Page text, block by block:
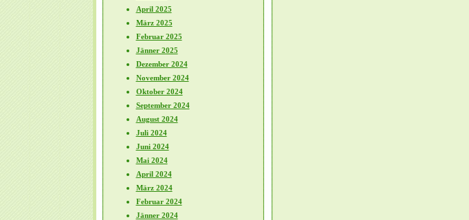
April 2025
März 2025
Februar 2025
Jänner 2025
Dezember 2024
November 2024
Oktober 2024
September 2024
August 2024
Juli 2024
Juni 2024
Mai 2024
April 2024
März 2024
Februar 2024
Jänner 2024